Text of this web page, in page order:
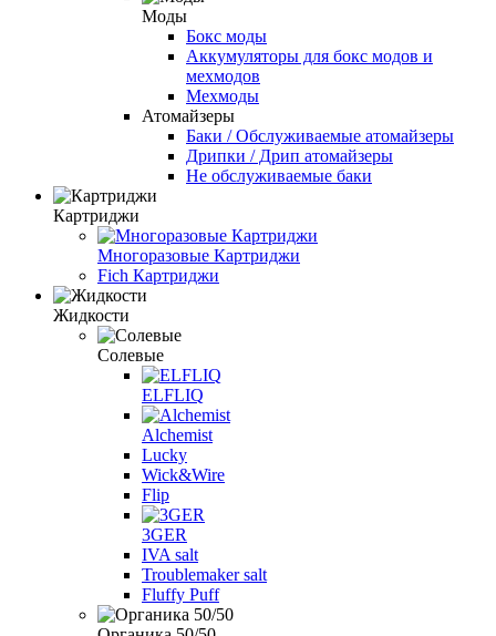
Моды
Бокс моды
Аккумуляторы для бокс модов и
мехмодов
Мехмоды
Атомайзеры
Баки / Обслуживаемые атомайзеры
Дрипки / Дрип атомайзеры
Не обслуживаемые баки
Картриджи
Многоразовые Картриджи
Fich Картриджи
Жидкости
Солевые
ELFLIQ
Alchemist
Lucky
Wick&Wire
Flip
3GER
IVA salt
Troublemaker salt
Fluffy Puff